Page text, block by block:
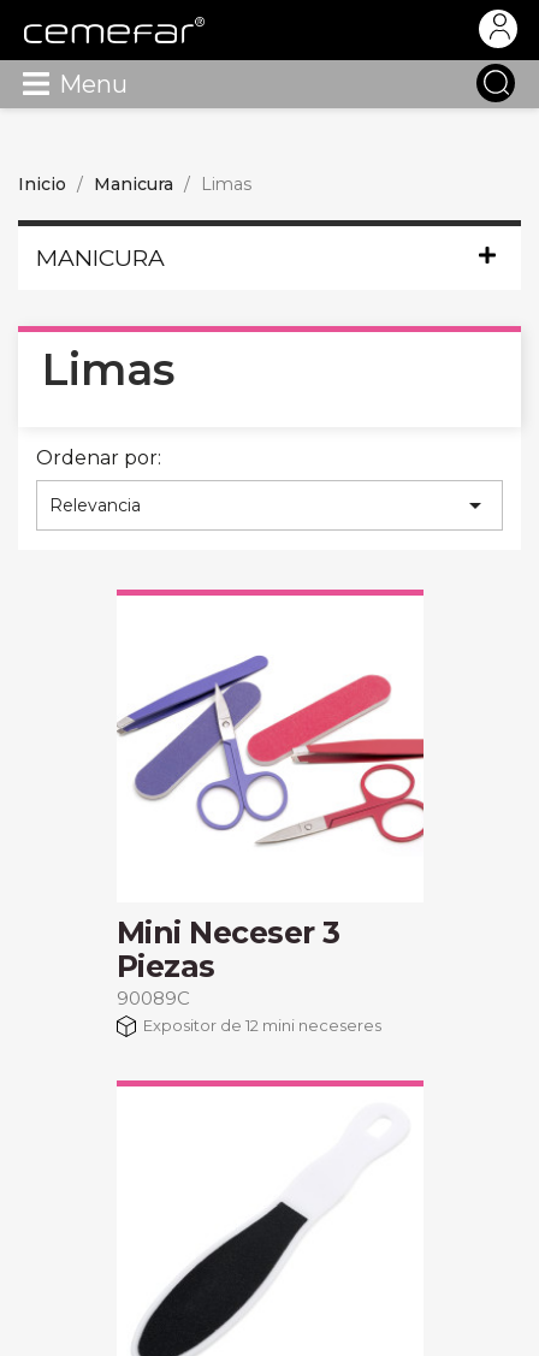
Menu
Inicio Manicura Limas
MANICURA
Limas
Ordenar por:
Relevancia 
Mini Neceser 3
Piezas
90089C
Expositor de 12 mini neceseres